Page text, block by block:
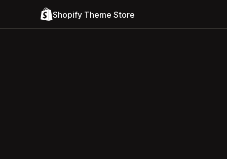
Shopify Theme Store